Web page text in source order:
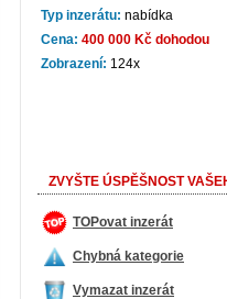
Typ inzerátu: nabídka
Cena: 400 000 Kč dohodou
Zobrazení: 124x
ZVYŠTE ÚSPĚŠNOST
TOPovat inzerát
Chybná kategorie
Vymazat inzerát